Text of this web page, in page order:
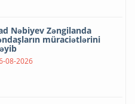
Nəbiyev Zəngilanda
müraciətlərini
08-2026